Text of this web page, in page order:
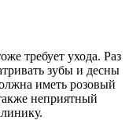
требует ухода. Раз
зубы и десны
иметь розовый
неприятный